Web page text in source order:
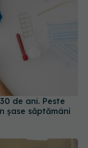
de ani. Peste
șase săptămâni